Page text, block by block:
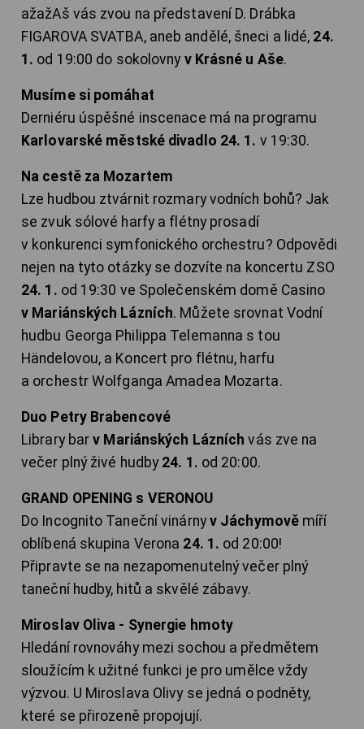
ažažAš vás zvou na představení D. Drábka
FIGAROVA SVATBA, aneb andělé, šneci a lidé, 24.
1. od 19:00 do sokolovny v Krásné u Aše.
Musíme si pomáhat
Derniéru úspěšné inscenace má na programu
Karlovarské městské divadlo 24. 1. v 19:30.
Na cestě za Mozartem
Lze hudbou ztvárnit rozmary vodních bohů? Jak
se zvuk sólové harfy a flétny prosadí
v konkurenci symfonického orchestru? Odpovědi
nejen na tyto otázky se dozvíte na koncertu ZSO
24. 1. od 19:30 ve Společenském domě Casino
v Mariánských Lázních. Můžete srovnat Vodní
hudbu Georga Philippa Telemanna s tou
Händelovou, a Koncert pro flétnu, harfu
a orchestr Wolfganga Amadea Mozarta.
Duo Petry Brabencové
Library barv Mariánských Lázních vás zve na
večer plný živé hudby 24. 1. od 20:00.
GRAND OPENING s VERONOU
Do Incognito Taneční vinárnyv Jáchymově míří
oblíbená skupina Verona 24. 1. od 20:00!
Připravte se na nezapomenutelný večer plný
taneční hudby, hitů a skvělé zábavy.
Miroslav Oliva - Synergie hmoty
Hledání rovnováhy mezi sochou a předmětem
sloužícím k užitné funkci je pro umělce vždy
výzvou. U Miroslava Olivy se jedná o podněty,
které se přirozeně propojují.